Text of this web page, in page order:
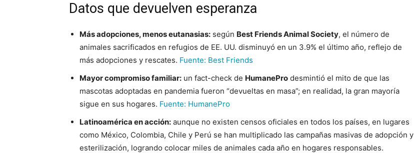
Datos que devuelven esperanza
Más adopciones, menos eutanasias: según Best Friends Animal Society, el número de
animales sacrificados en refugios de EE. UU. disminuyó en un 3.9% el último año, reflejo de
más adopciones y rescates. Fuente: Best Friends
Mayor compromiso familiar: un fact-check de HumanePro desmintió el mito de que las
mascotas adoptadas en pandemia fueron “devueltas en masa”; en realidad, la gran mayoría
sigue en sus hogares. Fuente: HumanePro
Latinoamérica en acción: aunque no existen censos oficiales en todos los países, en lugares
como México, Colombia, Chile y Perú se han multiplicado las campañas masivas de adopción y
esterilización, logrando colocar miles de animales cada año en hogares responsables.